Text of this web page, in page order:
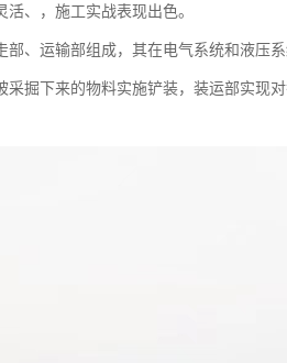
、，施工实战表现出色。
、运输部组成，其在电气系统和液压
掘下来的物料实施铲装，装运部实现